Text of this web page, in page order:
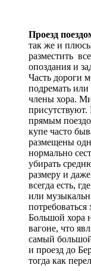
Проезд
так же и
разместить
опоздания и
Часть дороги
подремать или
члены хора.
прямым
купе часто
размещены
нормально
убирать
размеру и
всегда есть,
или
Большой хора
вагоне, что
самый
и проезд до
тогда как